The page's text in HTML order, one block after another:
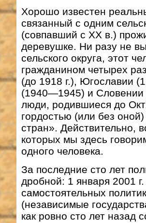
Хорошо известен
связанный с одним
(совпавший с ХХ в.)
деревушке. Ни разу не
сельского округа, этот
гражданином четырех
(до 1918 г.), Югославии
(1940—1945) и Словении
люди, родившиеся до
гордостью (или без
стран». Действительно,
которых мы здесь
одного человека.
За последние сто лет
дробной: 1 января 2001
самостоятельных
(независимые
как ровно сто лет назад